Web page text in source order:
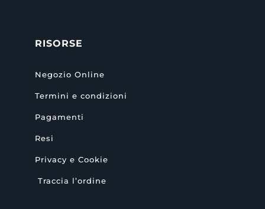
RISORSE
Negozio Online
Termini e condizioni
Pagamenti
Resi
Privacy e Cookie
Traccia l’ordine